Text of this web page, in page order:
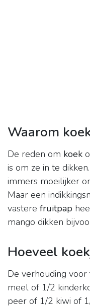
Waarom
De reden om koek
is om ze in te
immers moeilijker
Maar een
vastere fruitpap
mango dikken
Hoeveel
De verhouding voor
meel of 1/2
peer of 1/2 kiwi of